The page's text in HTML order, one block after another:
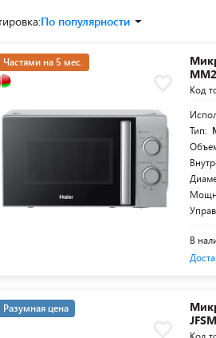
По популярности
Частями на 5 мес.
Код
Тип:
В
Разумная цена